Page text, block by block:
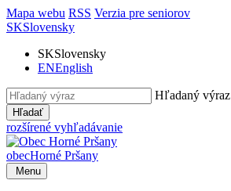
Mapa webu RSS Verzia pre seniorov
SKSlovensky
SKSlovensky
ENEnglish
Hľadaný výraz
Hľadať
rozšírené vyhľadávanie
obecHorné Pršany
Menu